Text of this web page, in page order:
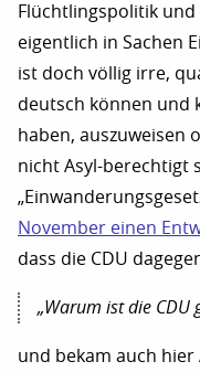
Flüchtlingspolitik
eigentlich in Sachen
ist doch völlig irre,
deutsch können und
haben, auszuweisen
nicht Asyl-berechtigt
November einen
dass die CDU
„Warum ist die CDU
und bekam auch hier